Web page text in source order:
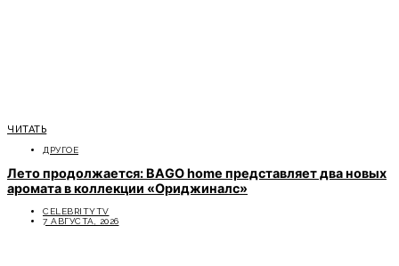
ЧИТАТЬ
ДРУГОЕ
Лето продолжается: BAGO home представляет два новых
аромата в коллекции «Ориджиналс»
CELEBRITYTV
7 АВГУСТА, 2026